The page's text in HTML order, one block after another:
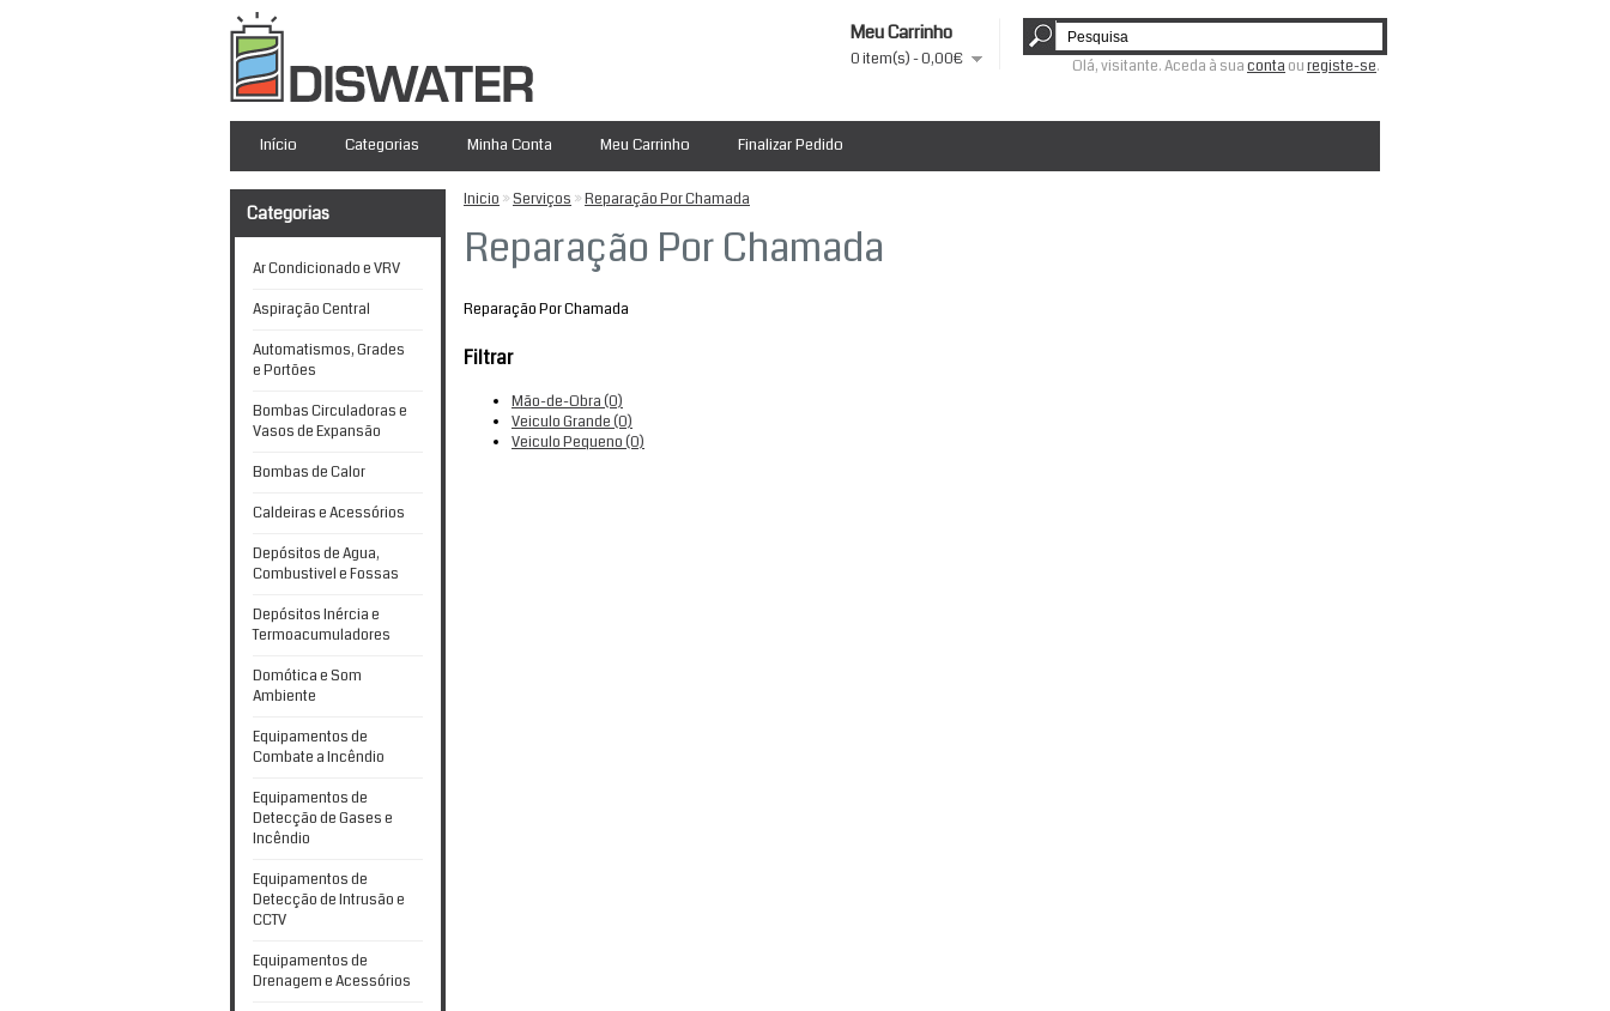
Meu Carrinho
0 item(s) - 0,00€ Olá, visitante. Aceda à suaconta ouregiste-se.
Início Categorias Minha Conta Meu Carrinho Finalizar Pedido
Categorias
Ar Condicionado e VRV
Aspiração Central
Automatismos, Grades
e Portões
Bombas Circuladoras e
Vasos de Expansão
Bombas de Calor
Caldeiras e Acessórios
Depósitos de Agua,
Combustivel e Fossas
Depósitos Inércia e
Termoacumuladores
Domótica e Som
Ambiente
Equipamentos de
Combate a Incêndio
Equipamentos de
Detecção de Gases e
Incêndio
Equipamentos de
Detecção de Intrusão e
CCTV
Equipamentos de
Drenagem e Acessórios
Inicio »Serviços »Reparação Por Chamada
Reparação Por Chamada
Reparação Por Chamada
Filtrar
Mão-de-Obra (0)
Veiculo Grande (0)
Veiculo Pequeno (0)